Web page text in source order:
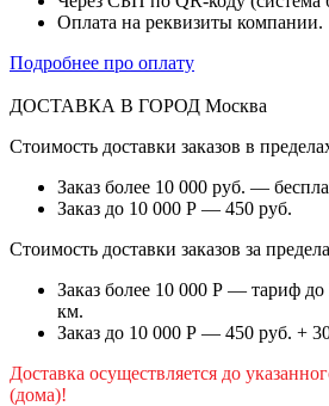
Оплата на реквизиты компании.
Подробнее про оплату
ДОСТАВКА В ГОРОД Москва
Стоимость доставки заказов в
Заказ более 10 000 руб. —
Заказ до 10 000 Р — 450 руб.
Стоимость доставки заказов за
Заказ более 10 000 Р — тариф
км.
Заказ до 10 000 Р — 450 руб. +
Доставка осуществляется до
(дома)!